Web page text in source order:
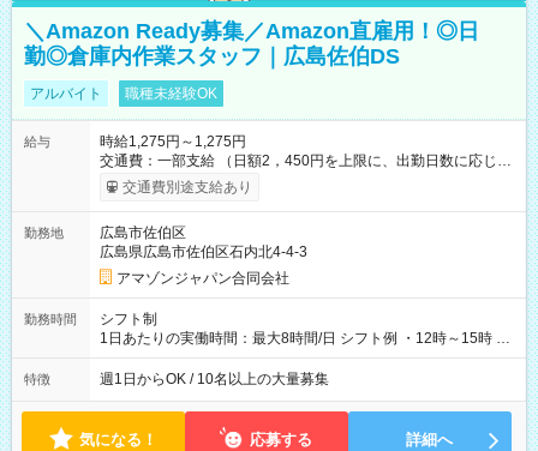
＼Amazon Ready募集／Amazon直雇用！◎日
勤◎倉庫内作業スタッフ｜広島佐伯DS
アルバイト 職種未経験OK
給与
時給1,275円～1,275円
交通費：一部支給 （日額2，450円を上限に、出勤日数に応じて
実費支給） ※22:00～翌5:00までは時給25%UP！ ■給与前払い
制度あり ※前払い額の上限あり、手数料無料（Amazon負担）
交通費別途支給あり
勤務地
広島市佐伯区
広島県広島市佐伯区石内北4-4-3
アマゾンジャパン合同会社
勤務時間
シフト制
1日あたりの実働時間：最大8時間/日 シフト例 ・12時～15時 入
社後、就業可能シフトをご確認の上、申請してください。
特徴 週1日からOK / 10名以上の大量募集
気になる！ 応募する 詳細へ